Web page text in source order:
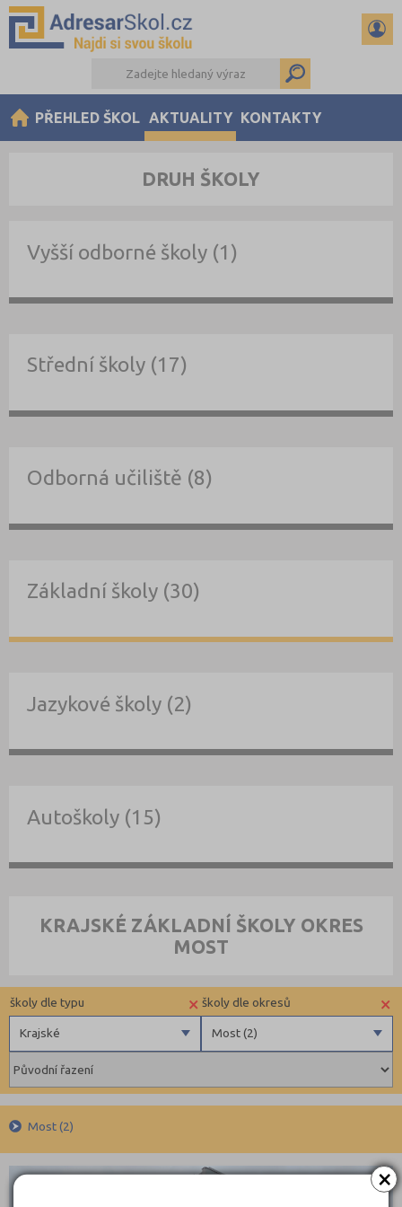
×
PŘEHLED ŠKOL AKTUALITY KONTAKTY
DRUH ŠKOLY
Vyšší odborné školy (1)
Střední školy (17)
Odborná učiliště (8)
Základní školy (30)
Jazykové školy (2)
Autoškoly (15)
KRAJSKÉ ZÁKLADNÍ ŠKOLY OKRES
MOST
×
Most (2)
školy dle okresů
Beroun (3)
Brno-venkov (3)
×
Krajské
školy dle typu
Obecní
Privátní
Krajské
Most (2)